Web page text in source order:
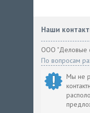
Наши
ООО "Деловые
По вопросам
Мы не